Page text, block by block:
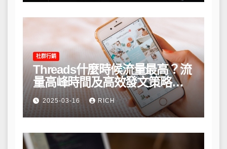
社群行銷
Threads什麼時候流量最高？流
量高峰時間及高效發文策略攻
略2025-03-16 RICH